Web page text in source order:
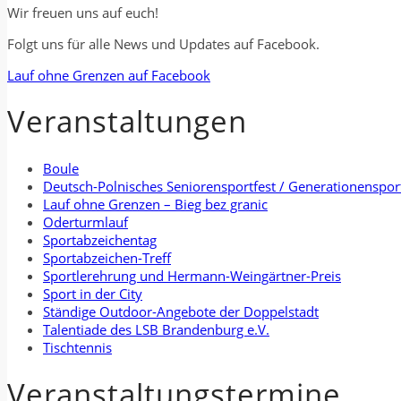
Wir freuen uns auf euch!
Folgt uns für alle News und Updates auf Facebook.
Lauf ohne Grenzen auf Facebook
Veranstaltungen
Boule
Deutsch-Polnisches Seniorensportfest /
Lauf ohne Grenzen – Bieg bez granic
Oderturmlauf
Sportabzeichentag
Sportabzeichen-Treff
Sportlerehrung und Hermann-Weingärtner-Preis
Sport in der City
Ständige Outdoor-Angebote der Doppelstadt
Talentiade des LSB Brandenburg e.V.
Tischtennis